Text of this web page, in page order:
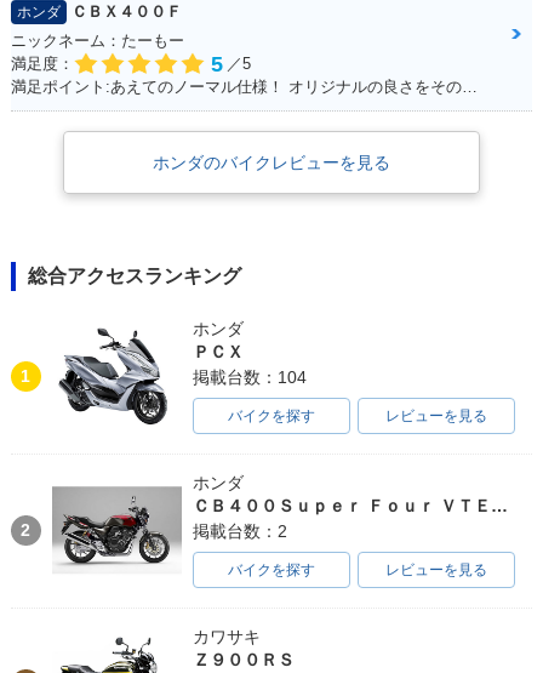
ホンダ
ＣＢＸ４００Ｆ
ニックネーム：たーもー
満足度：
5 ／5
満足ポイント:あえてのノーマル仕様！ オリジナルの良さをそのまま残して大事に乗って生きたい！！
ホンダのバイクレビューを見る
総合アクセスランキング
1
ホンダ
ＰＣＸ
掲載台数：104
バイクを探す レビューを見る
2
ホンダ
ＣＢ４００Ｓｕｐｅｒ Ｆｏｕｒ ＶＴＥＣ ＳＰＥＣ３
掲載台数：2
バイクを探す レビューを見る
カワサキ
Ｚ９００ＲＳ